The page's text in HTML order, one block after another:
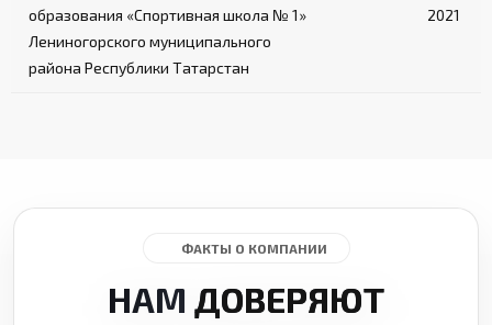
образования «Спортивная школа № 1»
Лениногорского муниципального
района Республики Татарстан
2021
ФАКТЫ О КОМПАНИИ
НАМ ДОВЕРЯЮТ